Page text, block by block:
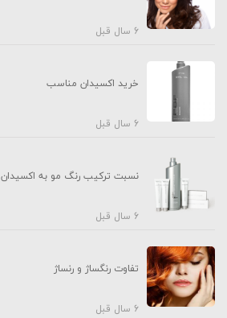
6 سال قبل
خرید اکسیدان مناسب
6 سال قبل
نسبت ترکیب رنگ مو به اکسیدان
6 سال قبل
تفاوت رنگساژ و رنساژ
6 سال قبل